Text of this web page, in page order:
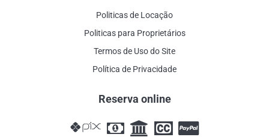
Politicas de Locação
Politicas para Proprietários
Termos de Uso do Site
Política de Privacidade
Reserva online